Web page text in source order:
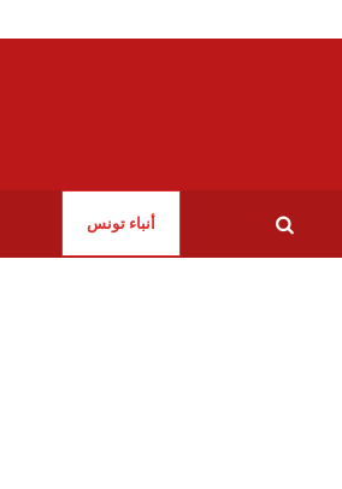
de Khayam Turki pour blanchiment
أنباء تونس